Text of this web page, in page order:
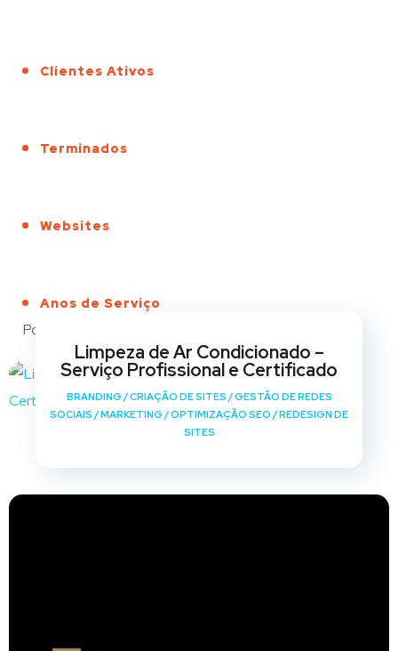
Clientes Ativos
Terminados
Websites
Anos de Serviço
Portfólio
Limpeza de Ar Condicionado –
Serviço Profissional e Certificado
BRANDING /CRIAÇÃO DE SITES /GESTÃO DE REDES
SOCIAIS /MARKETING /OPTIMIZAÇÃO SEO /REDESIGN DE
SITES